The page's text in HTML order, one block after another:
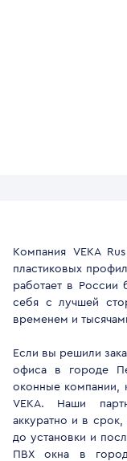
Компания VEKA
пластиковых
работает в России
себя с лучшей
временем и
Если вы решили
офиса в городе
оконные компании,
VEKA. Наши
аккуратно и в
до установки и
ПВХ окна в